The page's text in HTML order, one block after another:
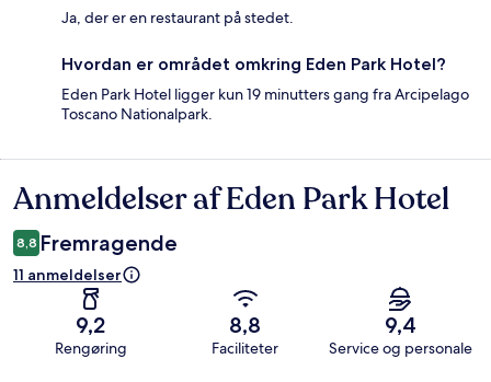
Ja, der er en restaurant på stedet.
Hvordan er området omkring Eden Park Hotel?
Eden Park Hotel ligger kun 19 minutters gang fra Arcipelago
Toscano Nationalpark.
Anmeldelser
Anmeldelser af Eden Park Hotel
8,8 Fremragende
11 anmeldelser
9,2
Rengøring
8,8
Faciliteter
9,4
Service og personale